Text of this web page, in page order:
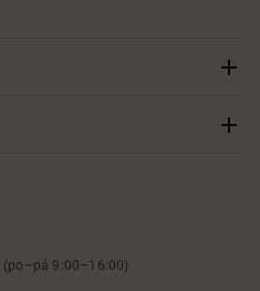
(po–pá 9:00–16:00)